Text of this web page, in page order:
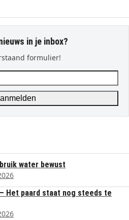
in je inbox?
formulier!
water bewust
Het paard staat nog steeds te